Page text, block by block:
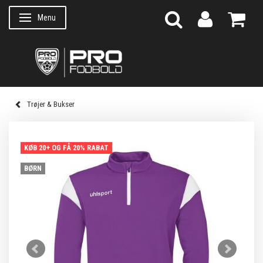
Skifte navigation
Menu
Trøjer & Bukser
KØB 20+ OG FÅ 20% RABAT
BØRN